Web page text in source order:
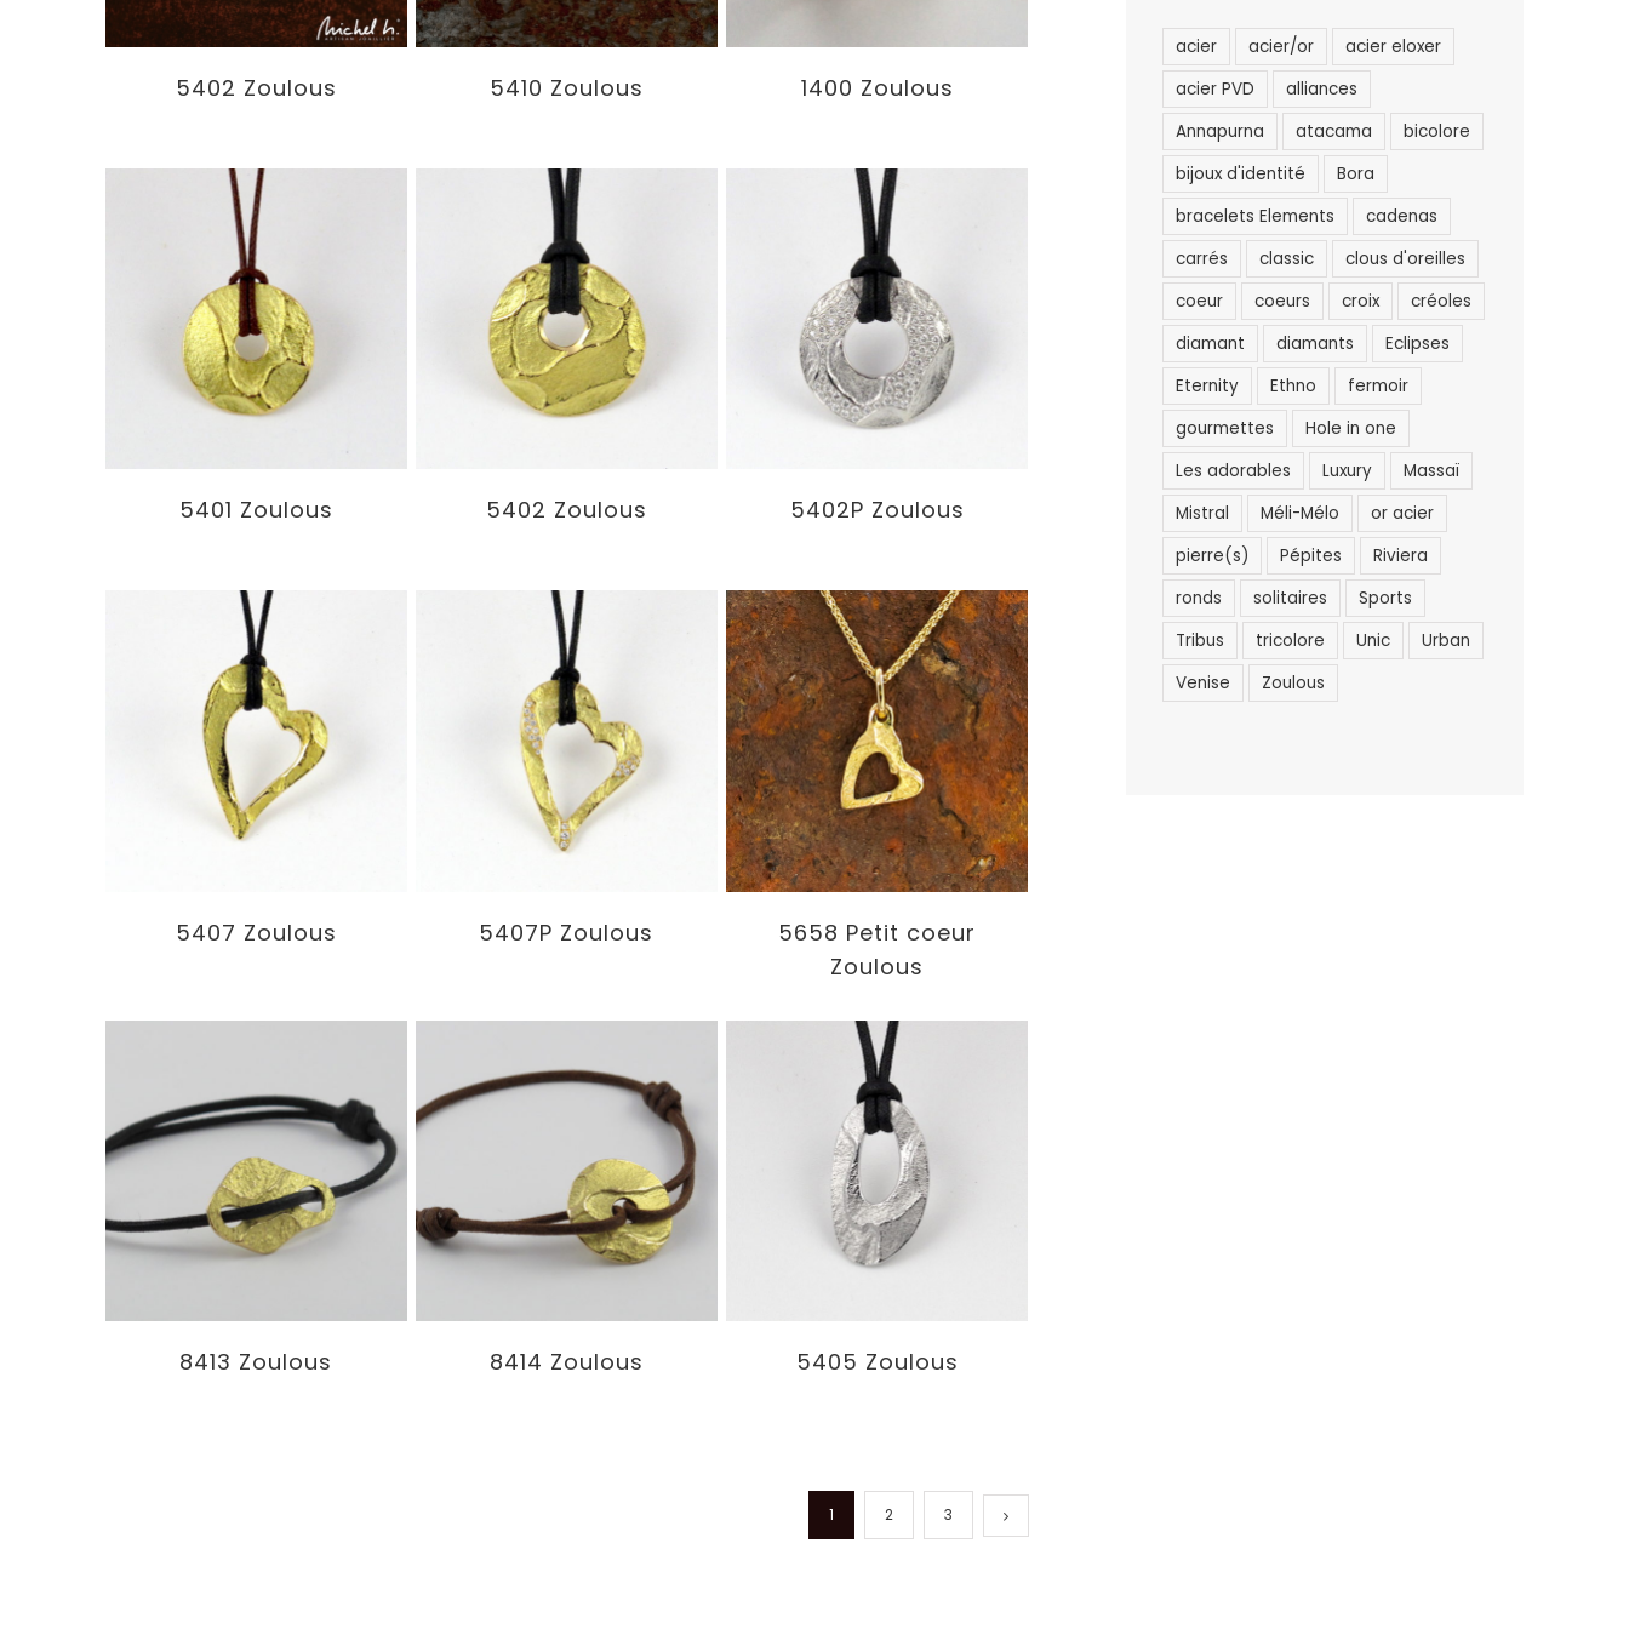
5402 Zoulous 5410 Zoulous 1400 Zoulous
5401 Zoulous 5402 Zoulous 5402P Zoulous
5407 Zoulous 5407P Zoulous
5658 Petit coeur
Zoulous
8413 Zoulous 8414 Zoulous 5405 Zoulous
1 2 3
acier acier/or
acier eloxer
acier PVD
alliances
Annapurna
atacama
bicolore
bijoux d'identité
Bora
bracelets Elements
cadenas
carrés
classic
clous d'oreilles
coeur
coeurs croix
créoles
diamant
diamants
Eclipses
Eternity
Ethno
fermoir
gourmettes
Hole in one
Les adorables
Luxury
Massaï
Mistral
Méli-Mélo
or acier
pierre(s)
Pépites
Riviera
ronds
solitaires
Sports
Tribus
tricolore Unic
Urban
Venise
Zoulous